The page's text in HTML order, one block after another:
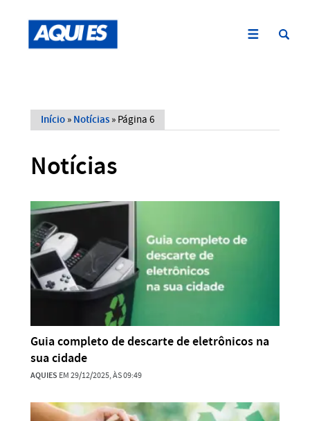
Início » Notícias » Página 6
Notícias
Guia completo de descarte de eletrônicos na
sua cidade
AQUIES EM 29/12/2025, ÀS 09:49